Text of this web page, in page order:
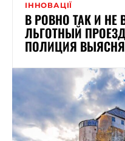
ІННОВАЦІЇ
В РОВНО ТАК И НЕ
ЛЬГОТНЫЙ
ПОЛИЦИЯ